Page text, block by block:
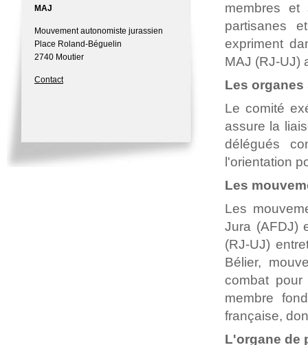
membres et
partisanes
expriment
MAJ (RJ-UJ)
Les
Le comité
assure la
délégués
l'orientation
Les
Les
Jura (AFDJ)
(RJ-UJ)
Bélier,
combat
membre
française,
L'organe de
MAJ
Mouvement autonomiste jurassien
Place Roland-Béguelin
2740 Moutier
Contact